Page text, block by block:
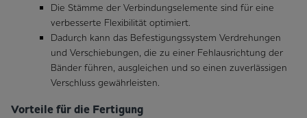
Die Stämme der Verbindungselemente sind für eine
verbesserte Flexibilität optimiert.
Dadurch kann das Befestigungssystem Verdrehungen
und Verschiebungen, die zu einer Fehlausrichtung der
Bänder führen, ausgleichen und so einen zuverlässigen
Verschluss gewährleisten.
Vorteile für die Fertigung